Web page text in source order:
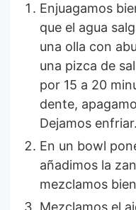
Enjuagamos
que el agua
una olla con
una pizca de
por 15 a 20
dente,
Dejamos enfriar.
En un bowl
añadimos la
mezclamos
Mezclamos el